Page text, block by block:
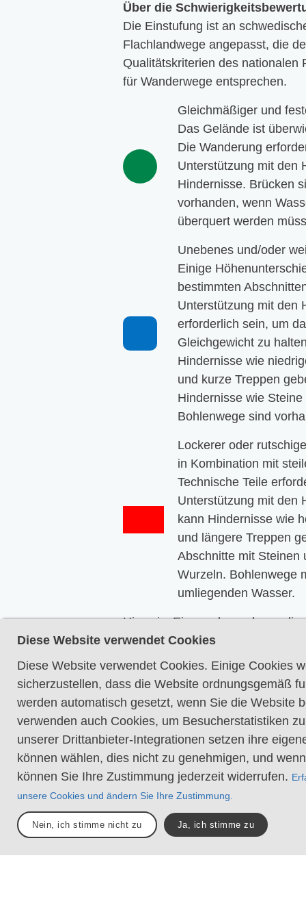
Über die
Die Einstufung ist an
Flachlandwege angepasst, die
Qualitätskriterien des nationalen
für Wanderwege entsprechen.
Gleichmäßiger und
Das Gelände ist
Die Wanderung
Unterstützung mit den
Hindernisse. Brücken
vorhanden, wenn
überquert werden
Unebenes und/oder
Einige
bestimmten
Unterstützung mit den
erforderlich sein, um
Gleichgewicht zu
Hindernisse wie
und kurze Treppen
Hindernisse wie
Bohlenwege sind
Lockerer oder
in Kombination mit
Technische Teile
Unterstützung mit den
kann Hindernisse wie
und längere Treppen
Abschnitte mit Steinen
Wurzeln. Bohlenwege
umliegenden Wasser.
Hinweis: Eines oder mehrere
können entlang des
Diese Website verwendet Cookies
Diese Website verwendet Cookies. Einige Cookies
sicherzustellen, dass die Website ordnungsgemäß
werden automatisch gesetzt, wenn Sie die Website
verwenden auch Cookies, um Besucherstatistiken
unserer Drittanbieter-Integrationen setzen ihre
können wählen, dies nicht zu genehmigen, und
können Sie Ihre Zustimmung jederzeit widerrufen.
unsere Cookies und ändern Sie Ihre Zustimmung.
Nein, ich stimme nicht zu Ja, ich stimme zu